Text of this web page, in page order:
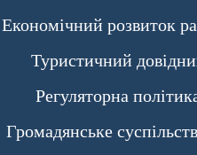
Економічний розвиток
Туристичний
Регуляторна
Громадянське